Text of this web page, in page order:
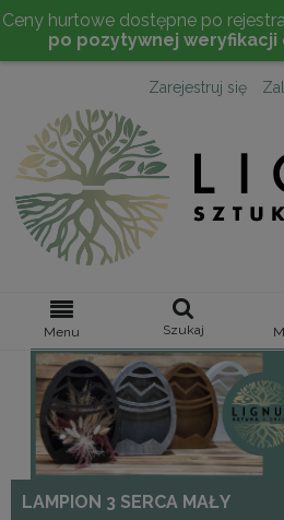
Ceny hurtowe dostępne po
po pozytywnej
Zarejestruj się
Menu Szukaj
LAMPION 3 SERCA MAŁY